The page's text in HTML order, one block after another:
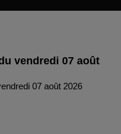
vendredi 07 août
07 août 2026